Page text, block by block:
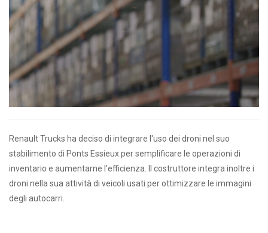
Renault Trucks ha deciso di integrare l'uso dei droni nel suo
stabilimento di Ponts Essieux per semplificare le operazioni di
inventario e aumentarne l'efficienza. Il costruttore integra inoltre i
droni nella sua attività di veicoli usati per ottimizzare le immagini
degli autocarri.